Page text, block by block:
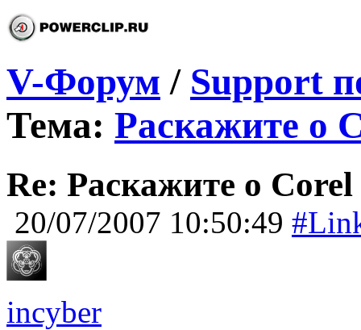
V-Форум / Support
Тема: Раскажите о
Re: Раскажите о
20/07/2007 10:50:49
incyber